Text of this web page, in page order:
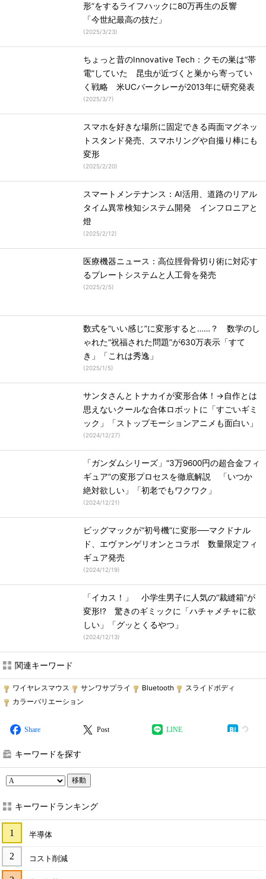
形”をするライフハックに80万再生の反響
「今世紀最高の技だ」
(2025/3/23)
ちょっと昔のInnovative Tech：クモの巣は“帯
電”していた 昆虫が近づくと巣から寄ってい
く戦略 米UCバークレーが2013年に研究発表
(2025/3/7)
スマホを好きな場所に固定できる両面マグネッ
トスタンド発売、スマホリングや自撮り棒にも
変形
(2025/2/20)
スマートメンテナンス：AI活用、道路のリアル
タイム異常検知システム開発 インフロニアと
燈
(2025/2/12)
医療機器ニュース：高位脛骨骨切り術に対応す
るプレートシステムと人工骨を発売
(2025/2/5)
数式を“いい感じ”に変形すると……？ 数学のし
ゃれた“祝福された問題”が630万表示「すて
き」「これは秀逸」
(2025/1/5)
サンタさんとトナカイが変形合体！→自作とは
思えないクールな合体ロボットに「すごいギミ
ック」「ストップモーションアニメも面白い」
(2024/12/27)
「ガンダムシリーズ」“3万9600円の超合金フィ
ギュア”の変形プロセスを徹底解説 「いつか
絶対欲しい」「初老でもワクワク」
(2024/12/21)
ビッグマックが“初号機”に変形──マクドナル
ド、エヴァンゲリオンとコラボ 数量限定フィ
ギュア発売
(2024/12/19)
「イカス！」 小学生男子に人気の“裁縫箱”が
変形!? 驚きのギミックに「ハチャメチャに欲
しい」「グッとくるやつ」
(2024/12/13)
関連キーワード
ワイヤレスマウス サンワサプライ Bluetooth
スライドボディ
カラーバリエーション
Share Post LINE
キーワードを探す
移動
キーワードランキング
半導体
コスト削減